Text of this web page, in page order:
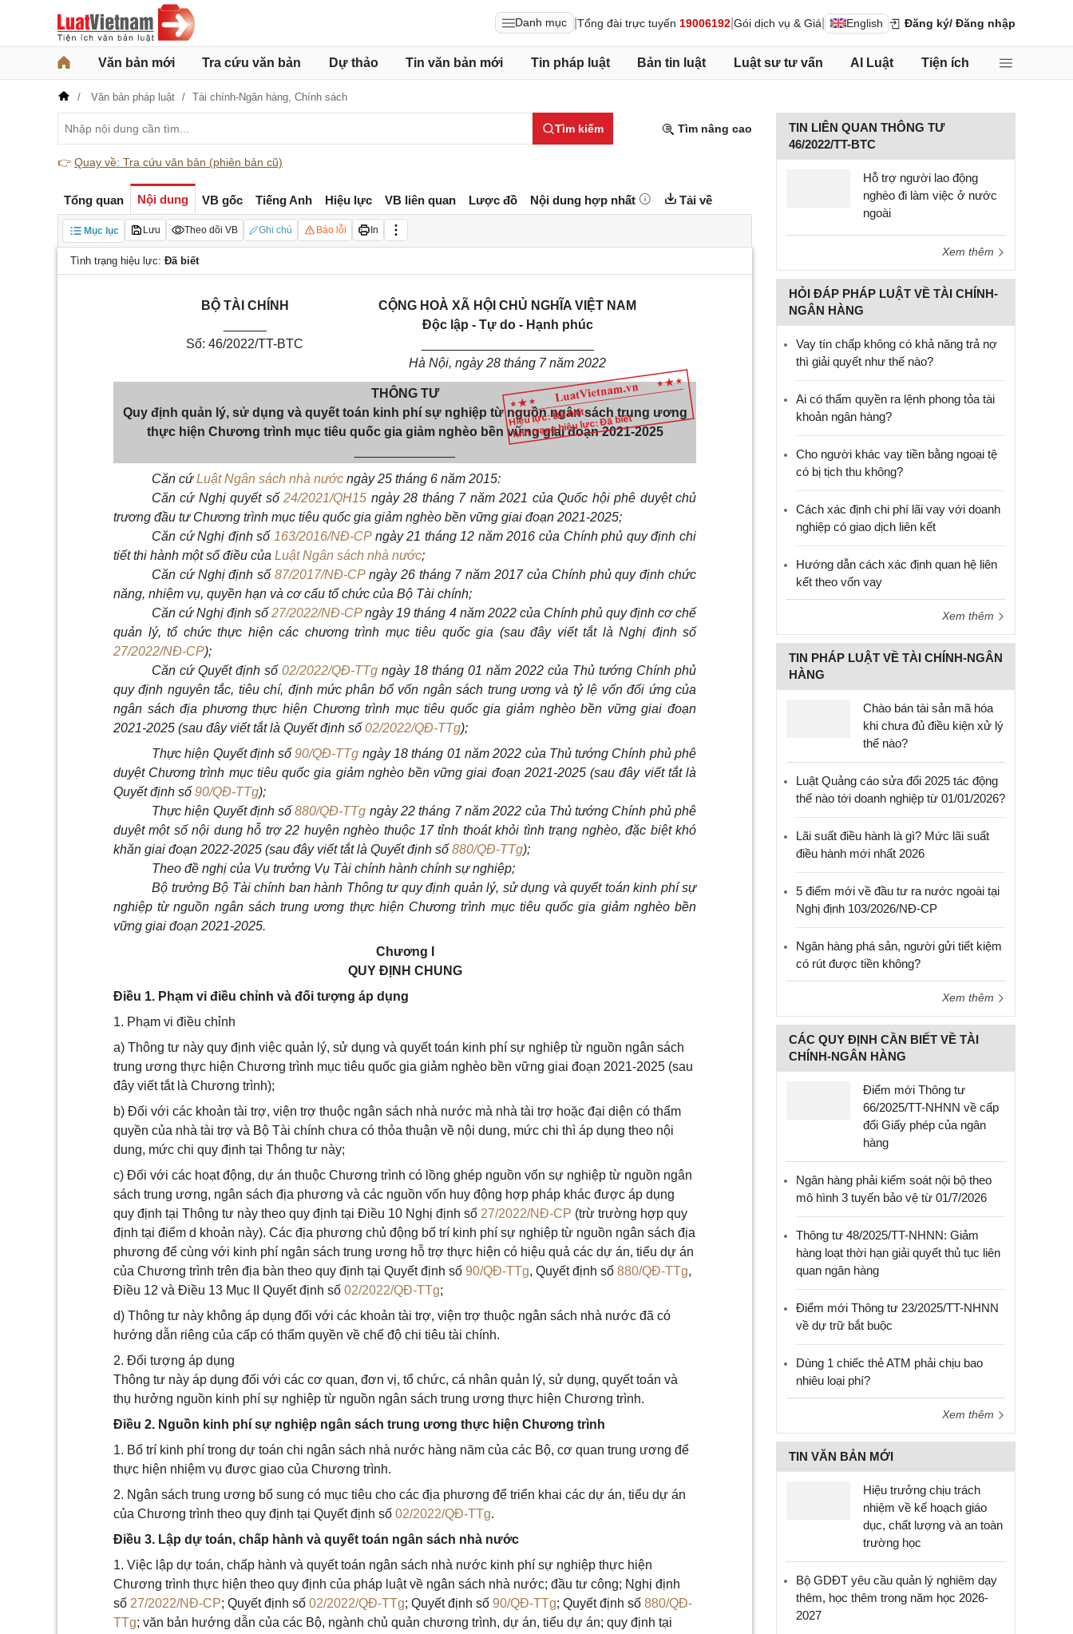
Danh mục Tổng đài trực tuyến 19006192 Gói dịch vụ & Giá English Đăng ký/ Đăng nhập
Văn bản mới Tra cứu văn bản Dự thảo Tin văn bản mới Tin pháp luật Bản tin luật Luật sư tư vấn AI Luật Tiện ích
Văn bản pháp luật Tài chính-Ngân hàng, Chính sách
Tìm kiếm Tìm nâng cao
👉 Quay về: Tra cứu văn bản (phiên bản cũ)
Tổng quan Nội dung VB gốc Tiếng Anh Hiệu lực VB liên quan Lược đồ Nội dung hợp nhất Tải về
Mục lục Lưu Theo dõi VB Ghi chú Báo lỗi In
Tình trạng hiệu lực: Đã biết
Hiệu lực: Đã biết
Tình trạng hiệu lực: Đã biết
BỘ TÀI CHÍNH
Số: 46/2022/TT-BTC
CỘNG HOÀ XÃ HỘI CHỦ NGHĨA VIỆT NAM
Độc lập - Tự do - Hạnh phúc
Hà Nội, ngày 28 tháng 7 năm 2022
THÔNG TƯ
Quy định quản lý, sửdụng và quyết toán kinh phí sự nghiệp từ nguồn ngân sách trung ương
thực hiện Chương trình mục tiêu quốc gia giảm nghèo bền vững giai đoạn 2021-2025
Căn cứLuật Ngân sách nhà nước ngày 25 tháng 6 năm 2015:
Căn cứ Nghị quyết số24/2021/QH15 ngày 28 tháng 7 năm 2021 của Quốc hội phê duyệt chủ
trương đầu tư Chương trình mục tiêu quốc gia giảm nghèo bền vững giai đoạn 2021-2025;
Căn cứ Nghị định số 163/2016/NĐ-CPngày 21 tháng 12 năm 2016 của Chính phủ quy định chi
tiết thi hành mộtsố điều của Luật Ngân sách nhà nước;
Căn cứNghị định số87/2017/NĐ-CPngày 26 tháng 7 năm 2017 của Chính phủ quy định chức
năng, nhiệm vụ, quyền hạn và cơ cấu tổ chức của Bộ Tài chính;
Căn cứ Nghị định số27/2022/NĐ-CPngày 19 tháng 4 năm 2022 của Chính phủ quy định cơ chế
quản lý, tổ chức thực hiện các chương trình mục tiêu quốc gia (sau đây viết tắt là Nghị định số
27/2022/NĐ-CP);
Căn cứ Quyết định số 02/2022/QĐ-TTg ngày 18 tháng 01 năm 2022 của Thủ tướng Chính phủ
quy định nguyên tắc, tiêu chí, định mứcphân bổ vốn ngân sách trung ương và tỷ lệ vốnđối ứng của
ngân sách địa phương thực hiện Chương trình mục tiêu quốc gia giảm nghèobền vữnggiai đoạn
2021-2025 (sau đây viếttắtlà Quyết định số 02/2022/QĐ-TTg);
Thực hiện Quyết định số90/QĐ-TTg ngày 18 tháng 01 năm 2022 của Thủ tướng Chính phủ phê
duyệt Chương trình mục tiêu quốc gia giảm nghèo bền vững giai đoạn 2021-2025 (sauđâyviết tắtlà
Quyết định số 90/QĐ-TTg);
Thực hiện Quyết định số880/QĐ-TTg ngày 22 tháng 7 năm 2022 của Thủ tướng Chính phủ phê
duyệt một số nội dung hỗ trợ 22 huyện nghèo thuộc 17 tỉnh thoátkhỏi tình trạng nghèo, đặc biệtkhó
khăn giai đoạn 2022-2025 (sau đây viếttắt là Quyết định số 880/QĐ-TTg);
Theo đề nghị của Vụ trưởng Vụ Tài chính hành chính sự nghiệp;
Bộ trưởng Bộ Tài chính banhành Thông tư quy định quản lý, sử dụng và quyết toán kinh phí sự
nghiệp từ nguồn ngân sách trung ương thực hiện Chương trình mục tiêu quốc gia giảm nghèo bền
vững giai đoạn 2021-2025.
Chương I
QUY ĐỊNH CHUNG
Điều 1. Phạm vi điều chỉnh và đối tượng áp dụng
1. Phạm vi điều chỉnh
a) Thông tư này quy định việc quản lý, sử dụng và quyết toán kinh phí sự nghiệp từ nguồn ngân sách
trung ương thực hiện Chương trình mục tiêu quốc gia giảm nghèo bền vững giai đoạn 2021-2025 (sau
đây viết tắt là Chương trình);
b) Đối với các khoản tài trợ, viện trợ thuộc ngân sách nhà nước mà nhà tài trợ hoặc đại diện có thẩm
quyền của nhà tài trợ và Bộ Tài chính chưa có thỏa thuận về nội dung, mức chi thì áp dụng theo nội
dung, mức chi quy định tại Thông tư này;
c) Đối với các hoạt động, dự án thuộc Chương trình có lồng ghép nguồn vốn sự nghiệp từ nguồn ngân
sách trung ương, ngân sách địa phương và các nguồn vốn huy động hợp pháp khác được áp dụng
quy định tại Thông tư này theo quy định tại Điều 10 Nghị định số 27/2022/NĐ-CP (trừ trường hợp quy
định tại điểm d khoản này). Các địa phương chủ động bố trí kinh phí sự nghiệp từ nguồn ngân sách địa
phương để cùng với kinh phí ngân sách trung ương hỗ trợ thực hiện có hiệu quả các dự án, tiểu dự án
của Chương trình trên địa bàn theo quy định tại Quyết định số 90/QĐ-TTg, Quyết định số 880/QĐ-TTg,
Điều 12 và Điều 13 Mục II Quyết định số 02/2022/QĐ-TTg;
d) Thông tư này không áp dụng đối với các khoản tài trợ, viện trợ thuộc ngân sách nhà nước đã có
hướng dẫn riêng của cấp có thẩm quyền về chế độ chi tiêu tài chính.
2. Đối tượng áp dụng
Thông tư này áp dụng đối với các cơ quan, đơn vị, tổ chức, cá nhân quản lý, sử dụng, quyết toán và
thụ hưởng nguồn kinh phí sự nghiệp từ nguồn ngân sách trung ương thực hiện Chương trình.
Điều 2. Nguồn kinh phí sự nghiệp ngân sách trung ương thực hiện Chương trình
1. Bố trí kinh phí trong dự toán chi ngân sách nhà nước hàng năm của các Bộ, cơ quan trung ương để
thực hiện nhiệm vụ được giao của Chương trình.
2. Ngân sách trung ương bổ sung có mục tiêu cho các địa phương để triển khai các dự án, tiểu dự án
của Chương trình theo quy định tại Quyết định số 02/2022/QĐ-TTg.
Điều 3. Lập dự toán, chấp hành và quyết toán ngân sách nhà nước
1. Việc lập dự toán, chấp hành và quyết toán ngân sách nhà nước kinh phí sự nghiệp thực hiện
Chương trình thực hiện theo quy định của pháp luật về ngân sách nhà nước; đầu tư công; Nghị định
số 27/2022/NĐ-CP; Quyết định số 02/2022/QĐ-TTg; Quyết định số 90/QĐ-TTg; Quyết định số 880/QĐ-
TTg; văn bản hướng dẫn của các Bộ, ngành chủ quản chương trình, dự án, tiểu dự án; quy định tại
TIN LIÊN QUAN THÔNG TƯ
46/2022/TT-BTC
Hỗ trợ người lao động
nghèo đi làm việc ở nước
ngoài
Xem thêm
HỎI ĐÁP PHÁP LUẬT VỀ TÀI CHÍNH-
NGÂN HÀNG
Vay tín chấp không có khả năng trả nợ
thì giải quyết như thế nào?
Ai có thẩm quyền ra lệnh phong tỏa tài
khoản ngân hàng?
Cho người khác vay tiền bằng ngoại tệ
có bị tịch thu không?
Cách xác định chi phí lãi vay với doanh
nghiệp có giao dịch liên kết
Hướng dẫn cách xác định quan hệ liên
kết theo vốn vay
Xem thêm
TIN PHÁP LUẬT VỀ TÀI CHÍNH-NGÂN
HÀNG
Chào bán tài sản mã hóa
khi chưa đủ điều kiện xử lý
thế nào?
Luật Quảng cáo sửa đổi 2025 tác động
thế nào tới doanh nghiệp từ 01/01/2026?
Lãi suất điều hành là gì? Mức lãi suất
điều hành mới nhất 2026
5 điểm mới về đầu tư ra nước ngoài tại
Nghị định 103/2026/NĐ-CP
Ngân hàng phá sản, người gửi tiết kiệm
có rút được tiền không?
Xem thêm
CÁC QUY ĐỊNH CẦN BIẾT VỀ TÀI
CHÍNH-NGÂN HÀNG
Điểm mới Thông tư
66/2025/TT-NHNN về cấp
đổi Giấy phép của ngân
hàng
Ngân hàng phải kiểm soát nội bộ theo
mô hình 3 tuyến bảo vệ từ 01/7/2026
Thông tư 48/2025/TT-NHNN: Giảm
hàng loạt thời hạn giải quyết thủ tục liên
quan ngân hàng
Điểm mới Thông tư 23/2025/TT-NHNN
về dự trữ bắt buộc
Dùng 1 chiếc thẻ ATM phải chịu bao
nhiêu loại phí?
Xem thêm
TIN VĂN BẢN MỚI
Hiệu trưởng chịu trách
nhiệm về kế hoạch giáo
dục, chất lượng và an toàn
trường học
Bộ GDĐT yêu cầu quản lý nghiêm dạy
thêm, học thêm trong năm học 2026-
2027